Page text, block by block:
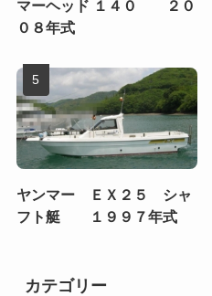
マーヘッド １４０ ２０
０８年式
ヤンマー ＥＸ２５ シャ
フト艇 １９９７年式
カテゴリー